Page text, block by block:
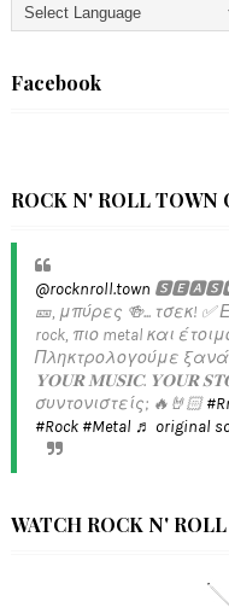
Facebook
ROCK N' ROLL TOWN
@rocknroll.town 🆂🅴🅰🆂🅾🅽
🎫, μπύρες 🍻... τσεκ!
rock, πιο metal και
Πληκτρολογούμε
𝐘𝐎𝐔𝐑 𝐌𝐔𝐒𝐈𝐂. 𝐘𝐎𝐔𝐑
συντονιστείς; 🔥🤘🏻
#Rock #Metal ♬ original
WATCH ROCK N'